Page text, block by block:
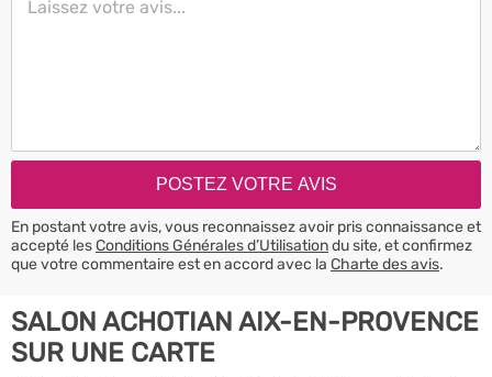
En postant votre avis, vous reconnaissez avoir pris connaissance et
accepté lesConditions Générales d’Utilisationdu site, et confirmez
que votre commentaire est en accord avec la Charte des avis.
SALON ACHOTIAN AIX-EN-PROVENCE
SUR UNE CARTE